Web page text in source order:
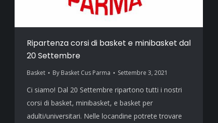
Ripartenza corsi di basket e minibasket dal
20 Settembre
Basket By Basket Cus Parma Settembre 3, 2021
Ci siamo! Dal 20 Settembre ripartono tutti i nostri
corsi di basket, minibasket, e basket per
adulti/universitari. Nelle locandine potrete trovare